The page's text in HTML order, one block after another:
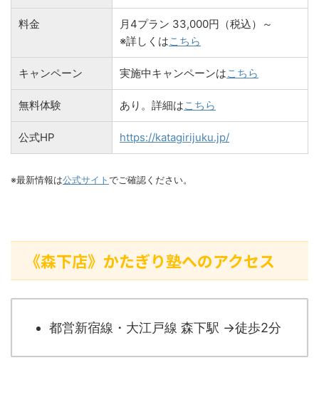
料金
月4プラン 33,000円（税込）～
※詳しくはこちら
キャンペーン 実施中キャンペーンはこちら
無料体験 あり。詳細はこちら
公式HP https://katagirijuku.jp/
※最新情報は公式サイト でご確認ください。
《森下店》かたぎり塾へのアクセス
都営新宿線・大江戸線 森下駅 →徒歩2分